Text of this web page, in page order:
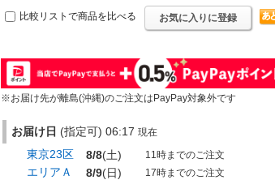
比較リストで商品を比べる お気に入りに登録
※お届け先が離島(沖縄)のご注文はPayPay対象外です
お届け日 (指定可) 06:17 現在
東京23区 8/8(土) 11時までのご注文
エリアＡ 8/9(日) 17時までのご注文